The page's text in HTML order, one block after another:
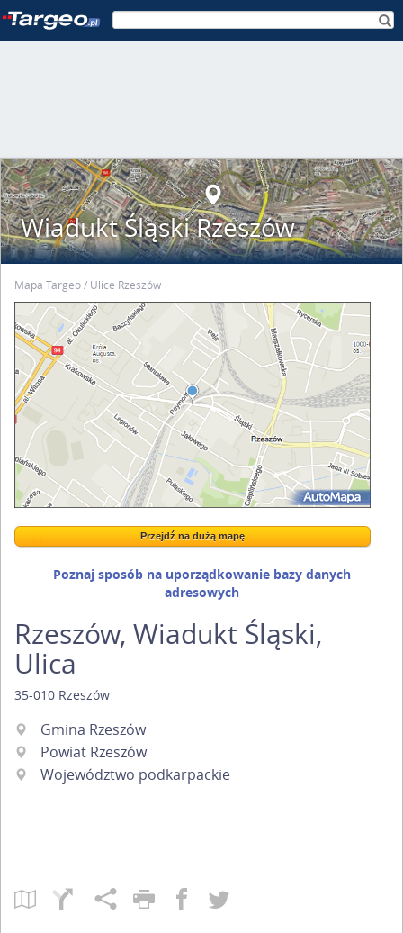
Wiadukt Śląski Rzeszów
Mapa Targeo Ulice Rzeszów
Wstaw tę mapkę na swoją stronę
Przejdź na dużą mapę
Przejdź na dużą mapę
Poznaj sposób na uporządkowanie bazy danych
adresowych
Rzeszów, Wiadukt Śląski,
Ulica
35-010 Rzeszów
Gmina Rzeszów
Powiat Rzeszów
Województwo podkarpackie